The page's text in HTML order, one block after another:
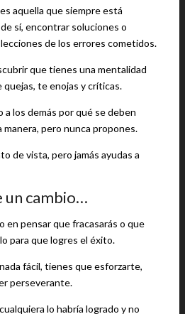
aquella que siempre está
sí, encontrar soluciones o
de los errores cometidos.
que tienes una mentalidad
te enojas y críticas.
a los demás por qué se deben
manera, pero nunca propones.
de vista, pero jamás ayudas a
un cambio…
en pensar que fracasarás o que
para que logres el éxito.
fácil, tienes que esforzarte,
perseverante.
lo habría logrado y no